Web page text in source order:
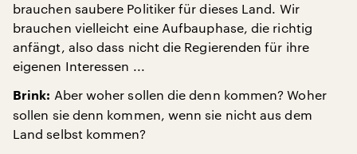
brauchen saubere Politiker für dieses Land. Wir
brauchen vielleicht eine Aufbauphase, die richtig
anfängt, also dass nicht die Regierenden für ihre
eigenen Interessen ...
Brink: Aber woher sollen die denn kommen? Woher
sollen sie denn kommen, wenn sie nicht aus dem
Land selbst kommen?